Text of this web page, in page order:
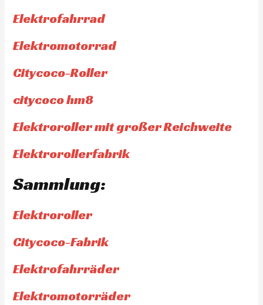
Elektrofahrrad
Elektromotorrad
Citycoco-Roller
citycoco hm8
Elektroroller mit großer Reichweite
Elektrorollerfabrik
Sammlung:
Elektroroller
Citycoco-Fabrik
Elektrofahrräder
Elektromotorräder